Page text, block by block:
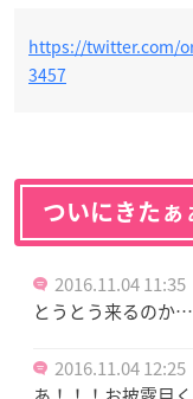
https://twitter.com/
3457
ついにきたぁ
2016.11.04 11:35
とうとう来るの
2016.11.04 12:25